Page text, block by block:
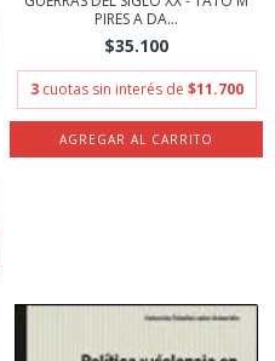
PIRES A DA...
$35.100
3 cuotas sin interés de $11.700